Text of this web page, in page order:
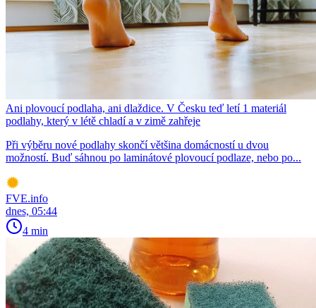
Ani plovoucí podlaha, ani dlaždice. V Česku teď letí 1 materiál
podlahy, který v létě chladí a v zimě zahřeje
Při výběru nové podlahy skončí většina domácností u dvou
možností. Buď sáhnou po laminátové plovoucí podlaze, nebo po...
FVE.info
dnes, 05:44
4 min